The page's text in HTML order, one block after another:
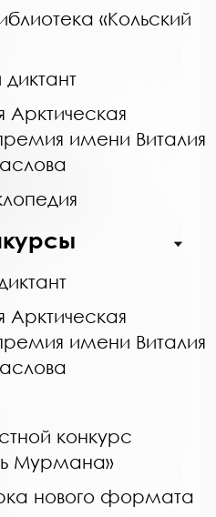
«Кольский
Арктическая
имени Виталия
Арктическая
имени Виталия
конкурс
Мурмана»
нового формата
областная
для слепых и